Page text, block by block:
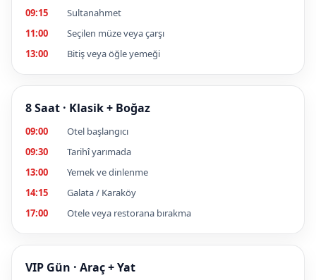
09:15
Sultanahmet
11:00
Seçilen müze veya çarşı
13:00
Bitiş veya öğle yemeği
8 Saat · Klasik + Boğaz
09:00
Otel başlangıcı
09:30
Tarihî yarımada
13:00
Yemek ve dinlenme
14:15
Galata / Karaköy
17:00
Otele veya restorana bırakma
VIP Gün · Araç + Yat